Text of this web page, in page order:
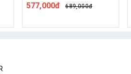
577,000đ 689,000đ